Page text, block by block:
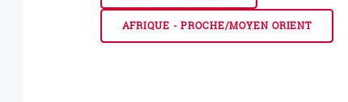
AFRIQUE - PROCHE/MOYEN ORIENT